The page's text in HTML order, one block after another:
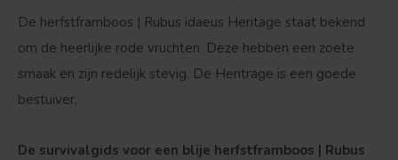
De herfstframboos | Rubus idaeus Heritage staat bekend
om de heerlijke rode vruchten. Deze hebben een zoete
smaak en zijn redelijk stevig. De Heritrage is een goede
bestuiver.
De survivalgids voor een blije herfstframboos | Rubus